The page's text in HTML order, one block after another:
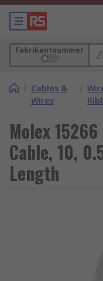
Fabrikantnummer
/ Cables &
Wires
/
Molex
Cable, 10,
Length